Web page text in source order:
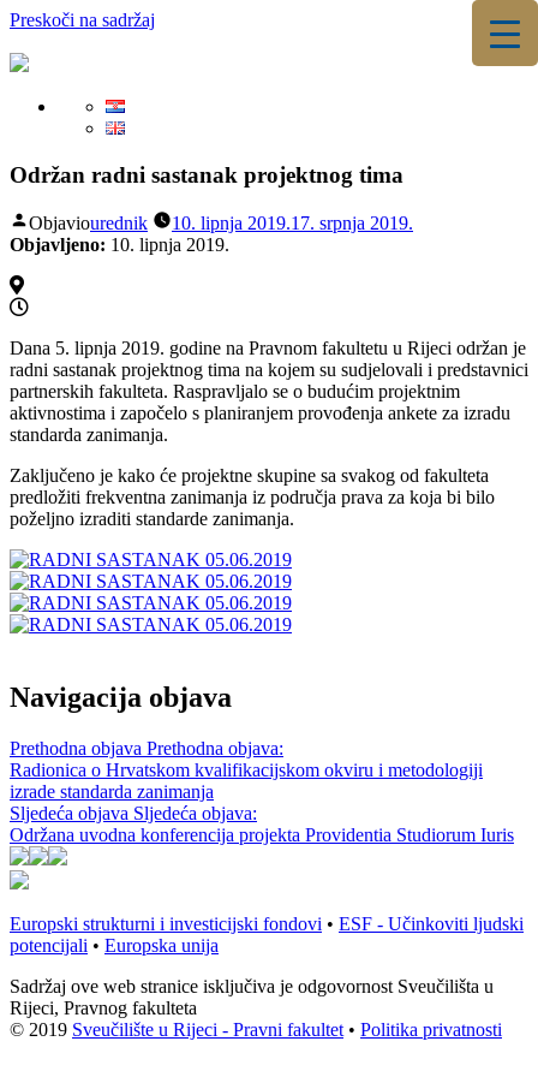
Preskoči na sadržaj
Održan radni sastanak projektnog tima
Objaviourednik 10. lipnja 2019.17. srpnja 2019.
Objavljeno: 10. lipnja 2019.
Dana 5. lipnja 2019. godine na Pravnom fakultetu u Rijeci održan je
radni sastanak projektnog tima na kojem su sudjelovali i predstavnici
partnerskih fakulteta. Raspravljalo se o budućim projektnim
aktivnostima i započelo s planiranjem provođenja ankete za izradu
standarda zanimanja.
Zaključeno je kako će projektne skupine sa svakog od fakulteta
predložiti frekventna zanimanja iz područja prava za koja bi bilo
poželjno izraditi standarde zanimanja.
Navigacija objava
Prethodna objava Prethodna objava:
Radionica o Hrvatskom kvalifikacijskom okviru i metodologiji
izrade standarda zanimanja
Sljedeća objava Sljedeća objava:
Održana uvodna konferencija projekta Providentia Studiorum Iuris
Europski strukturni i investicijski fondovi • ESF - Učinkoviti ljudski
potencijali • Europska unija
Sadržaj ove web stranice isključiva je odgovornost Sveučilišta u
Rijeci, Pravnog fakulteta
© 2019 Sveučilište u Rijeci - Pravni fakultet • Politika privatnosti
▼